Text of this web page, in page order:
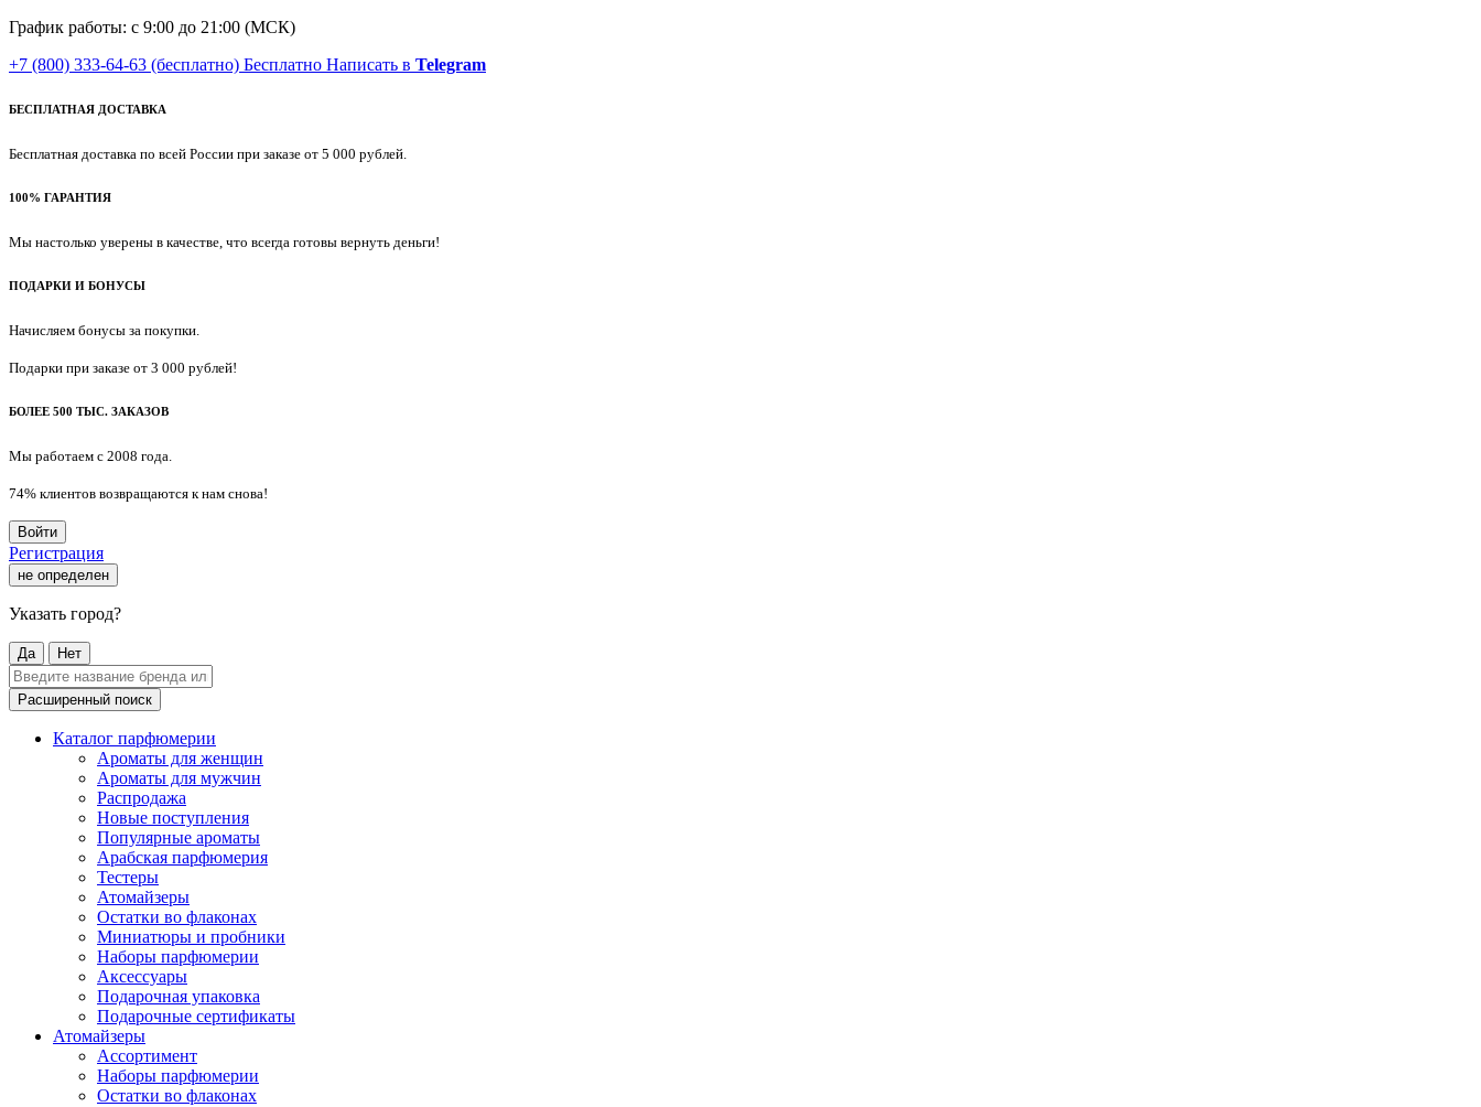
График работы: с 9:00 до 21:00 (МСК)
+7 (800) 333-64-63 (бесплатно) Бесплатно Написать в Telegram
БЕСПЛАТНАЯ ДОСТАВКА
Бесплатная доставка по всей России при заказе от 5 000 рублей.
100% ГАРАНТИЯ
Мы настолько уверены в качестве, что всегда готовы вернуть деньги!
ПОДАРКИ И БОНУСЫ
Начисляем бонусы за покупки.
Подарки при заказе от 3 000 рублей!
БОЛЕЕ 500 ТЫС. ЗАКАЗОВ
Мы работаем с 2008 года.
74% клиентов возвращаются к нам снова!
Войти
Регистрация
не определен
Указать город?
Да Нет
Расширенный поиск
Каталог парфюмерии
Ароматы для женщин
Ароматы для мужчин
Распродажа
Новые поступления
Популярные ароматы
Арабская парфюмерия
Тестеры
Атомайзеры
Остатки во флаконах
Миниатюры и пробники
Наборы парфюмерии
Аксессуары
Подарочная упаковка
Подарочные сертификаты
Атомайзеры
Ассортимент
Наборы парфюмерии
Остатки во флаконах